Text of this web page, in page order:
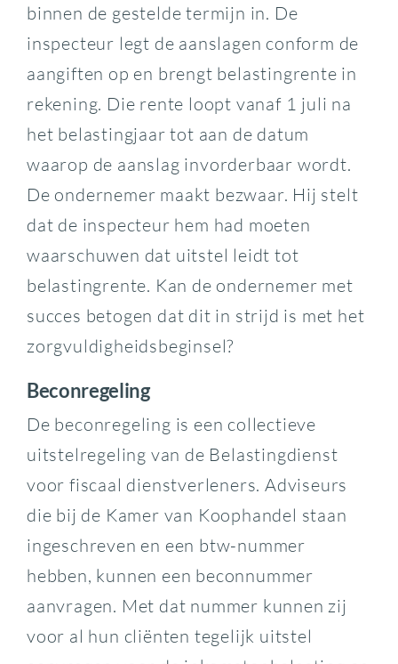
binnen de gestelde termijn in. De
inspecteur legt de aanslagen conform de
aangiften op en brengt belastingrente in
rekening. Die rente loopt vanaf 1 juli na
het belastingjaar tot aan de datum
waarop de aanslag invorderbaar wordt.
De ondernemer maakt bezwaar. Hij stelt
dat de inspecteur hem had moeten
waarschuwen dat uitstel leidt tot
belastingrente. Kan de ondernemer met
succes betogen dat dit in strijd is met het
zorgvuldigheidsbeginsel?
Beconregeling
De beconregeling is een collectieve
uitstelregeling van de Belastingdienst
voor fiscaal dienstverleners. Adviseurs
die bij de Kamer van Koophandel staan
ingeschreven en een btw-nummer
hebben, kunnen een beconnummer
aanvragen. Met dat nummer kunnen zij
voor al hun cliënten tegelijk uitstel